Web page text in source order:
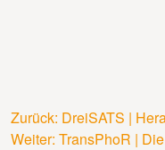
Zurück: DreiSATS |
Weiter: TransPhoR |